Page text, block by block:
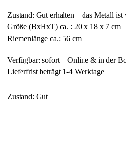
Zustand: Gut erhalten – das Metall ist
Größe (BxHxT) ca. : 20 x 18 x 7 cm
Riemenlänge ca.: 56 cm
Verfügbar: sofort – Online & in der
Lieferfrist beträgt 1-4 Werktage
Zustand: Gut